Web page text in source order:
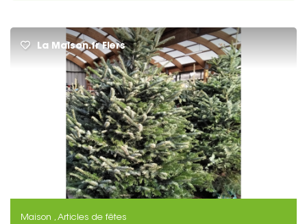
La Maison.fr Flers
Maison , Articles de fêtes